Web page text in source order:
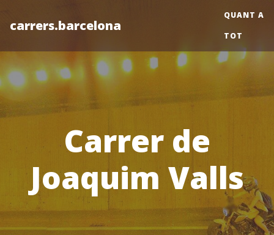
carrers.barcelona
QUANT A
TOT
Carrer de
Joaquim Valls